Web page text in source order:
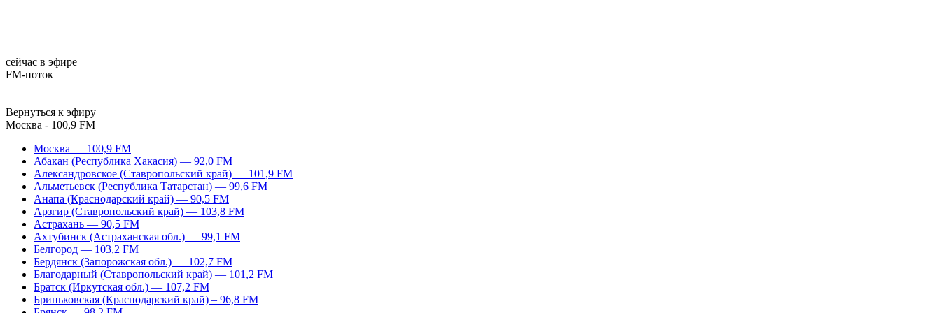
сейчас в эфире
FM-поток
Вернуться к эфиру
Москва - 100,9 FM
Москва — 100,9 FM
Абакан (Республика Хакасия) — 92,0 FM
Александровское (Ставропольский край) — 101,9 FM
Альметьевск (Республика Татарстан) — 99,6 FM
Анапа (Краснодарский край) — 90,5 FM
Арзгир (Ставропольский край) — 103,8 FM
Астрахань — 90,5 FM
Ахтубинск (Астраханская обл.) — 99,1 FM
Белгород — 103,2 FM
Бердянск (Запорожская обл.) — 102,7 FM
Благодарный (Ставропольский край) — 101,2 FM
Братск (Иркутская обл.) — 107,2 FM
Бриньковская (Краснодарский край) – 96,8 FM